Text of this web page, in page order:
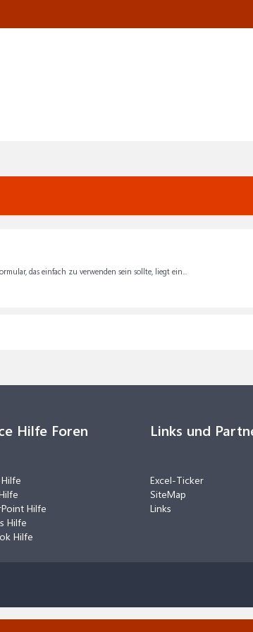
das einfach zu verwenden sein sollte, liegt ein...
Hilfe Foren
Hilfe
Hilfe
Hilfe
Links und
Excel-Ticker
SiteMap
Links